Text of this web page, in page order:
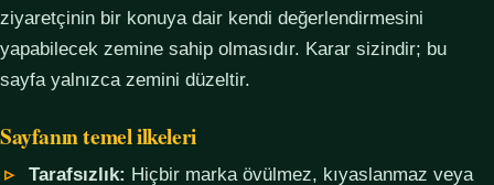
ziyaretçinin bir konuya dair kendi değerlendirmesini
yapabilecek zemine sahip olmasıdır. Karar sizindir; bu
sayfa yalnızca zemini düzeltir.
Sayfanın temel ilkeleri
Tarafsızlık: Hiçbir marka övülmez, kıyaslanmaz veya